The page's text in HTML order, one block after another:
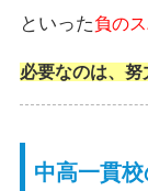
といった負の
必要なのは、努
中高一貫